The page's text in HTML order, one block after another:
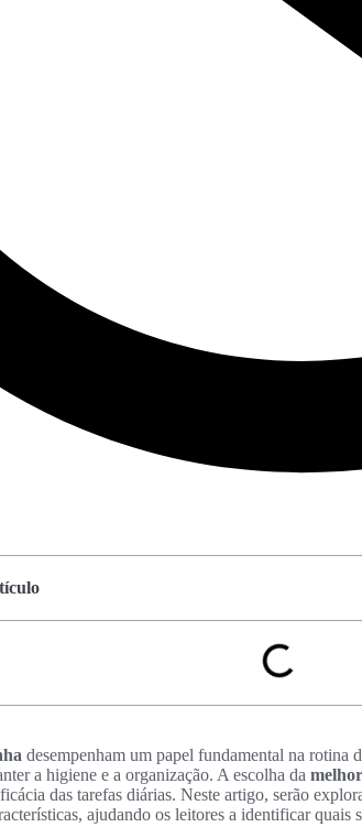
desempenham um papel fundamental na rotina
a higiene e a organização. A escolha da
das tarefas diárias. Neste artigo, serão
ajudando os leitores a identificar quais